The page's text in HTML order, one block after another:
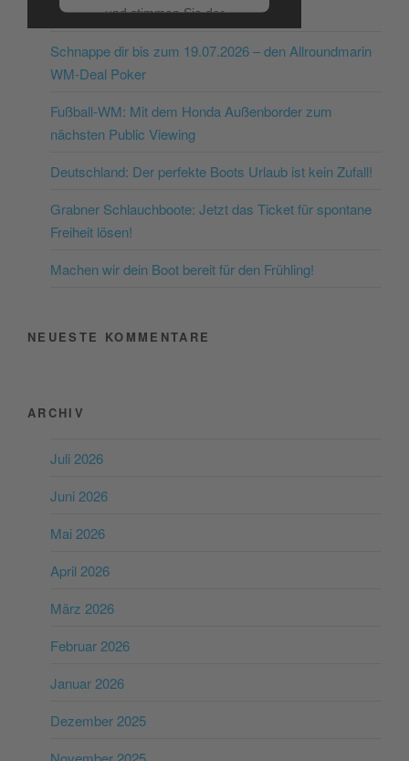
und stimmen Sie der
Nutzung des Service zu, um
dieses Video anzusehen.
Mehr Informationen
powered by
Consent Management
NEUESTE BEITRÄGE
Schnappe dir bis zum 19.07.2026 – den Allroundmarin
WM-Deal Poker
Fußball-WM: Mit dem Honda Außenborder zum
nächsten Public Viewing
Deutschland: Der perfekte Boots Urlaub ist kein Zufall!
Grabner Schlauchboote: Jetzt das Ticket für spontane
Freiheit lösen!
Machen wir dein Boot bereit für den Frühling!
NEUESTE KOMMENTARE
ARCHIV
Juli 2026
Juni 2026
Mai 2026
April 2026
März 2026
Februar 2026
Januar 2026
Dezember 2025